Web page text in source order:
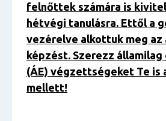
felnőttek számára is
hétvégi tanulásra. Ettől a
vezérelve alkottuk meg az
képzést. Szerezz
(ÁE) végzettségeket Te is
mellett!